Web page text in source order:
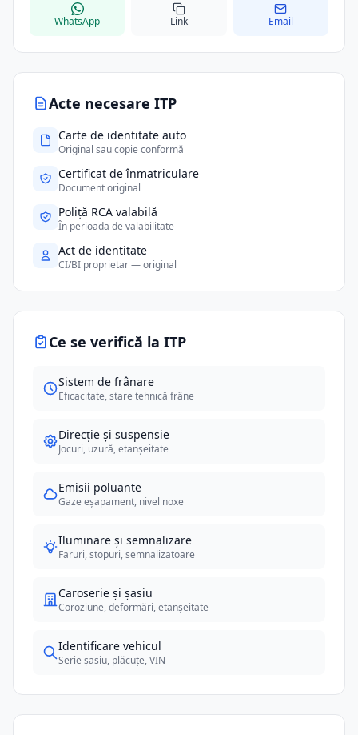
Acte necesare ITP
Carte de identitate auto
Original sau copie conformă
Certificat de înmatriculare
Document original
Poliță RCA valabilă
În perioada de valabilitate
Act de identitate
CI/BI proprietar — original
Ce se verifică la ITP
Sistem de frânare
Eficacitate, stare tehnică frâne
Direcție și suspensie
Jocuri, uzură, etanșeitate
Emisii poluante
Gaze eșapament, nivel noxe
Iluminare și semnalizare
Faruri, stopuri, semnalizatoare
Caroserie și șasiu
Coroziune, deformări, etanșeitate
Identificare vehicul
Serie șasiu, plăcuțe, VIN
WhatsApp Link Email